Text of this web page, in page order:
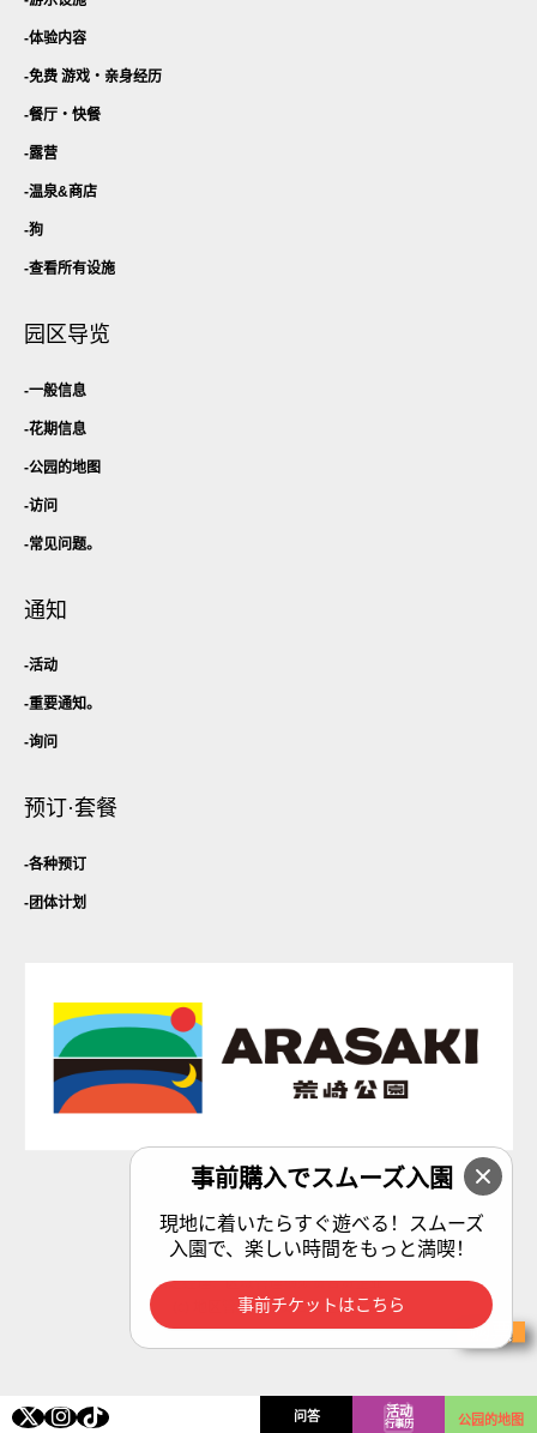
购票
体验内容
免费 游戏・ 亲身经历
餐厅・ 快餐
露营
温泉&商店
狗
查看所有设施
园区导览
一般信息
花期信息
公园的地图
访问
常见问题。
通知
活动
重要通知。
询问
预订·套餐
各种预订
团体计划
指定经理：区域管理横须贺合资企业
(c) 地区管理横须贺合资企业。
问答 活动
行事历 公园的地图
事前購入でスムーズ入園
現地に着いたらすぐ遊べる！スムーズ
入園で、楽しい時間をもっと満喫！
事前チケットはこちら